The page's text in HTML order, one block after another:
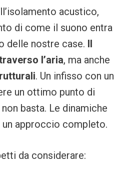
acustico,
di come il suono entra
delle nostre case. Il
l’aria, ma anche
. Un infisso con un
un ottimo punto di
basta. Le dinamiche
approccio completo.
da considerare: